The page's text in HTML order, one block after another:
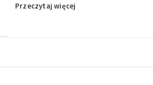
Przeczytaj więcej